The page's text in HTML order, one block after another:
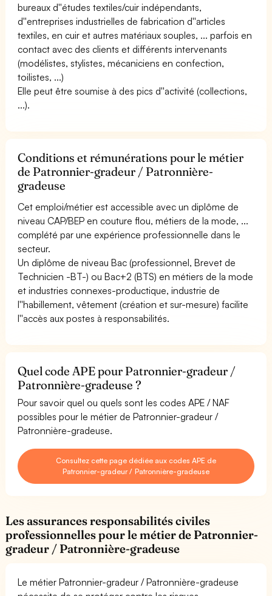
bureaux d''études textiles/cuir indépendants,
d''entreprises industrielles de fabrication d''articles
textiles, en cuir et autres matériaux souples, ... parfois en
contact avec des clients et différents intervenants
(modélistes, stylistes, mécaniciens en confection,
toilistes, ...)
Elle peut être soumise à des pics d''activité (collections,
...).
Conditions et rémunérations pour le métier
de Patronnier-gradeur / Patronnière-
gradeuse
Cet emploi/métier est accessible avec un diplôme de
niveau CAP/BEP en couture flou, métiers de la mode, ...
complété par une expérience professionnelle dans le
secteur.
Un diplôme de niveau Bac (professionnel, Brevet de
Technicien -BT-) ou Bac+2 (BTS) en métiers de la mode
et industries connexes-productique, industrie de
l''habillement, vêtement (création et sur-mesure) facilite
l''accès aux postes à responsabilités.
Quel code APE pour Patronnier-gradeur /
Patronnière-gradeuse ?
Pour savoir quel ou quels sont les codes APE / NAF
possibles pour le métier de Patronnier-gradeur /
Patronnière-gradeuse.
Consultez cette page dédiée aux codes APE de
Patronnier-gradeur / Patronnière-gradeuse
Les assurances responsabilités civiles
professionnelles pour le métier de Patronnier-
gradeur / Patronnière-gradeuse
Le métier Patronnier-gradeur / Patronnière-gradeuse